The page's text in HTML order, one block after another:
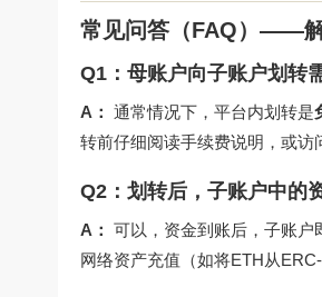
常见问答（FAQ）——
Q1：母账户向子账户划转
A： 通常情况下，平台内划转是
转前仔细阅读手续费说明，或访
Q2：划转后，子账户中的
A： 可以，资金到账后，子账户
网络资产充值（如将ETH从